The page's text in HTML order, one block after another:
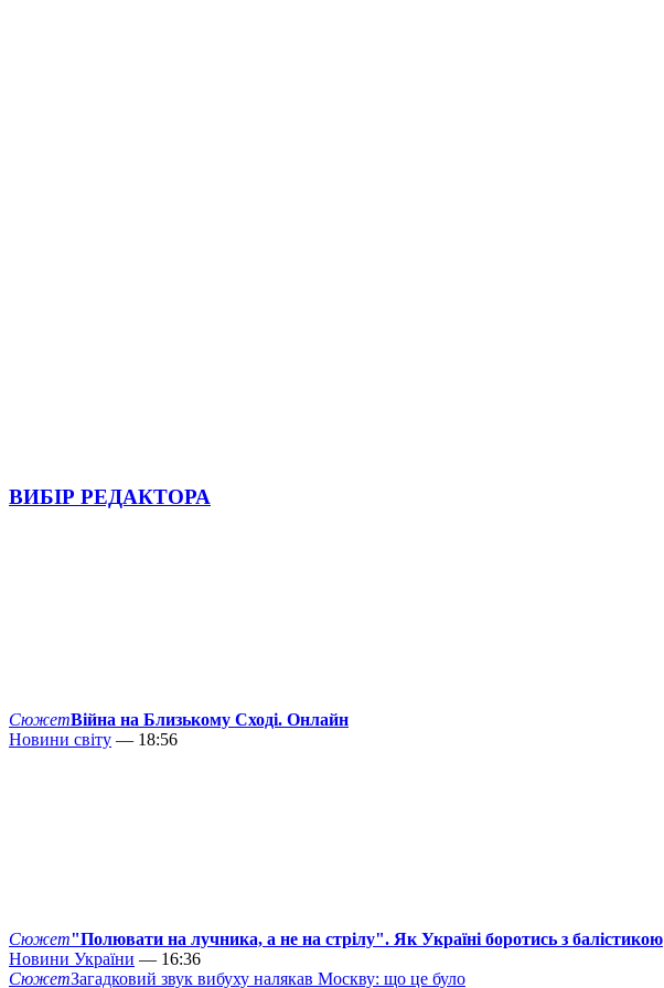
ВИБІР РЕДАКТОРА
СюжетВійна на Близькому Сході. Онлайн
Новини світу — 18:56
Сюжет"Полювати на лучника, а не на стрілу". Як Україні боротись з балістикою
Новини України — 16:36
СюжетЗагадковий звук вибуху налякав Москву: що це було